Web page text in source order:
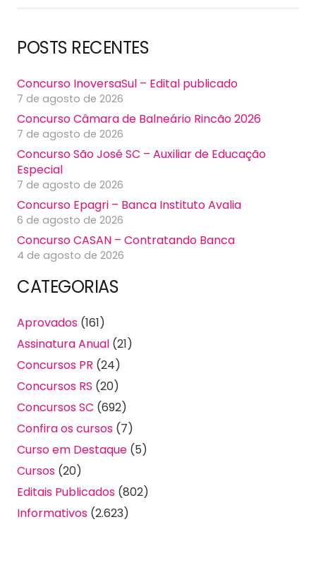
POSTS RECENTES
Concurso InoversaSul – Edital publicado
7 de agosto de 2026
Concurso Câmara de Balneário Rincão 2026
7 de agosto de 2026
Concurso São José SC – Auxiliar de Educação
Especial
7 de agosto de 2026
Concurso Epagri – Banca Instituto Avalia
6 de agosto de 2026
Concurso CASAN – Contratando Banca
4 de agosto de 2026
CATEGORIAS
Aprovados (161)
Assinatura Anual (21)
Concursos PR (24)
Concursos RS (20)
Concursos SC (692)
Confira os cursos (7)
Curso em Destaque (5)
Cursos (20)
Editais Publicados (802)
Informativos (2.623)